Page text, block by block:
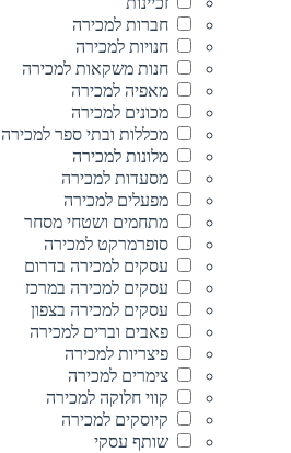
חברות למכירה
חנויות למכירה
חנות משקאות למכירה
מאפיה למכירה
מכונים למכירה
מכללות ובתי ספר למכירה
מלונות למכירה
מסעדות למכירה
מפעלים למכירה
מתחמים ושטחי מסחר
סופרמרקט למכירה
עסקים למכירה בדרום
עסקים למכירה במרכז
עסקים למכירה בצפון
פאבים וברים למכירה
פיצריות למכירה
צימרים למכירה
קווי חלוקה למכירה
קיוסקים למכירה
שותף עסקי